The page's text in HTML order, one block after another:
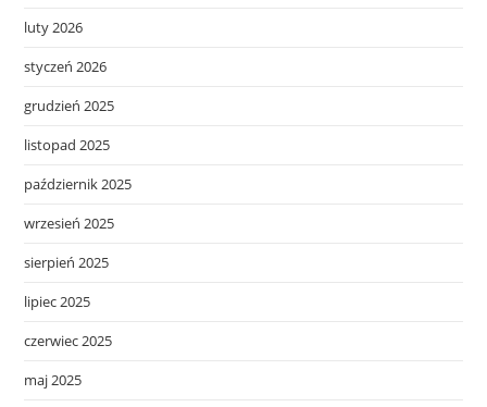
luty 2026
styczeń 2026
grudzień 2025
listopad 2025
październik 2025
wrzesień 2025
sierpień 2025
lipiec 2025
czerwiec 2025
maj 2025